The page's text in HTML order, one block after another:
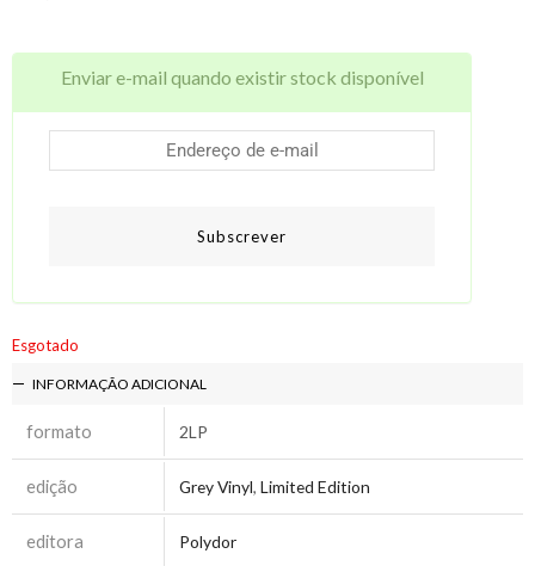
Enviar e-mail quando existir stock disponível
Subscrever
Esgotado
INFORMAÇÃO ADICIONAL
formato 2LP
edição Grey Vinyl, Limited Edition
editora Polydor